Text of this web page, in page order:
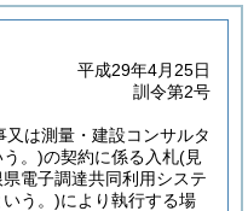
平成29年4月25日
訓令第2号
は測量・建設コンサルタ
。)の契約に係る入札(見
電子調達共同利用システ
う。)により執行する場